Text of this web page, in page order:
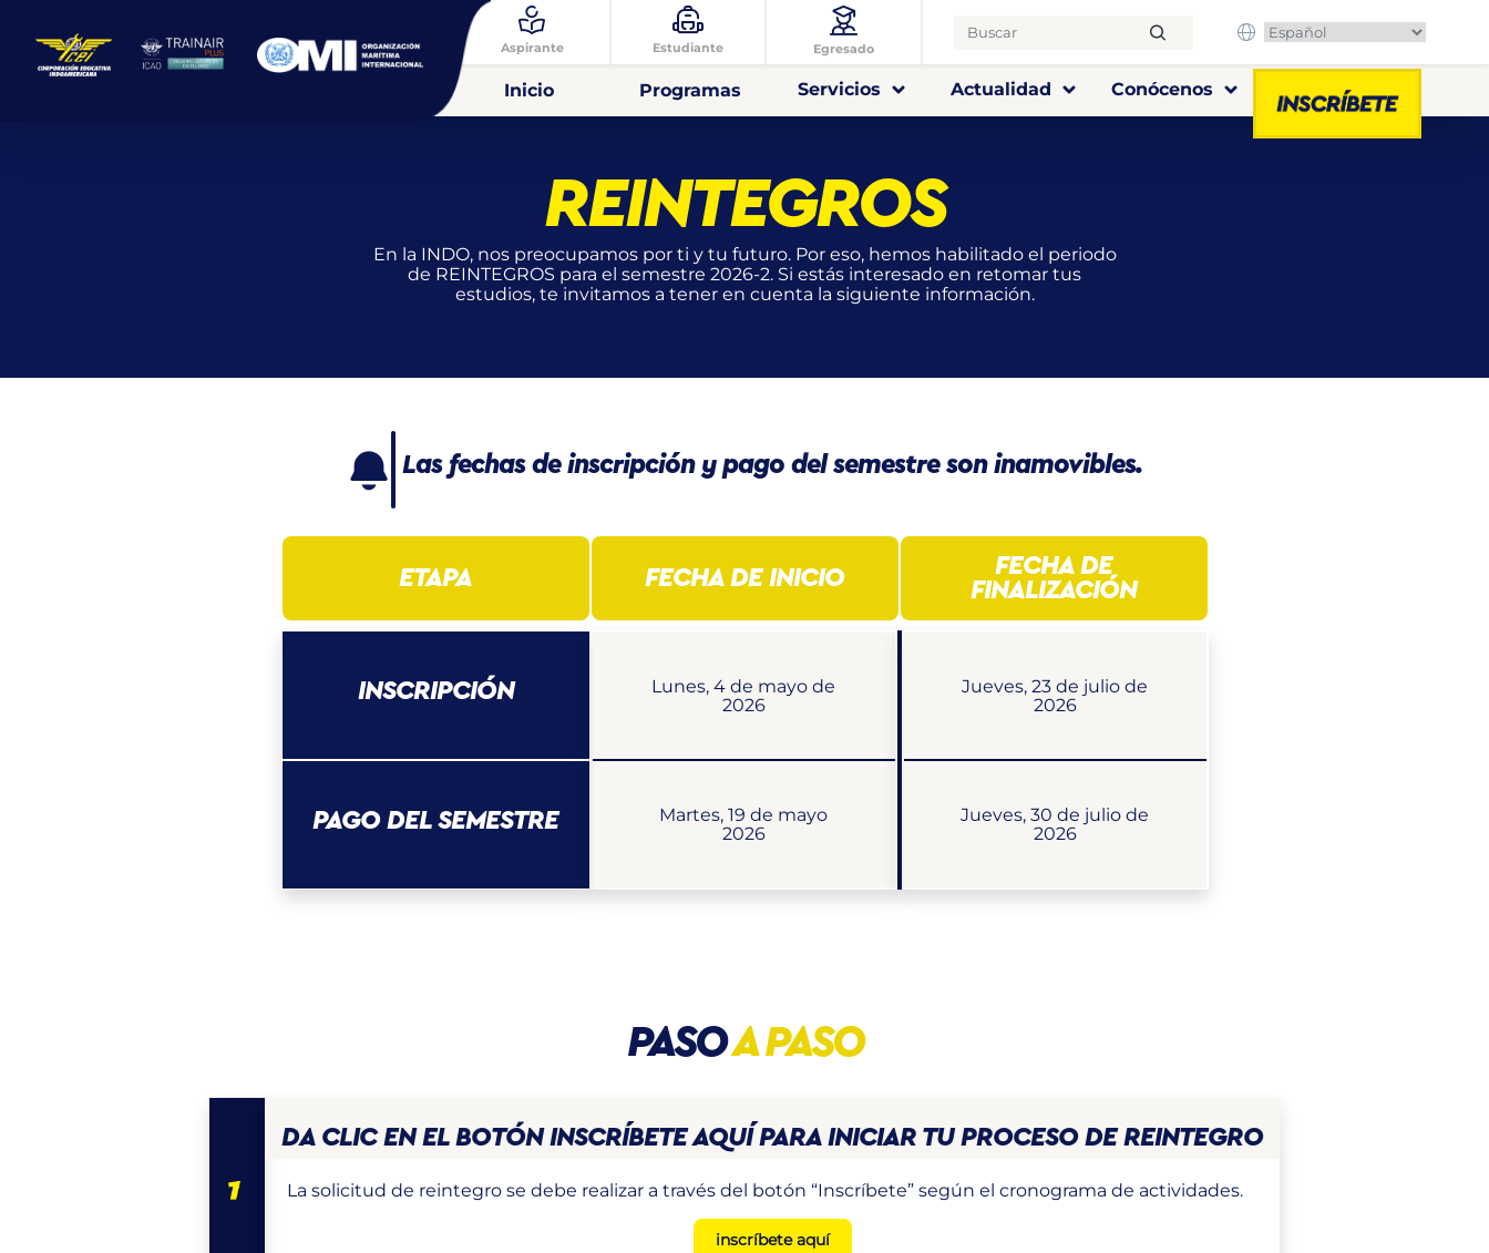
Aspirante Estudiante Egresado
Inicio Programas Servicios Actualidad Conócenos
REINTEGROS
En la INDO, nos preocupamos por ti y tu futuro. Por eso, hemos habilitado el periodo
de REINTEGROS para el semestre 2026-2. Si estás interesado en retomar tus
estudios, te invitamos a tener en cuenta la siguiente información.
Las fechas de inscripción y pago del semestre son inamovibles.
ETAPA FECHA DE INICIO
FECHA DE
FINALIZACIÓN
INSCRIPCIÓN
PAGO DEL SEMESTRE
Lunes, 4 de mayo de
2026
Martes, 19 de mayo
2026
Jueves, 23 de julio de
2026
Jueves, 30 de julio de
2026
PASOA PASO
DA CLIC EN EL BOTÓN INSCRÍBETE AQUÍ PARA INICIAR TU PROCESO DE REINTEGRO
La solicitud de reintegro se debe realizar a través del botón “Inscríbete” según el cronograma de actividades.
inscríbete aquí